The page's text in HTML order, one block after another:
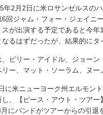
2月2日に米ロサンゼルスの
回ジャム・フォー・ジェイニ
スが出演する予定であると今
るはずだったが、結果的にタ
ビリー・アイドル、ジョーン
ー、マット・ソーラム、ヌー
米ニューヨーク州エルモン
し、【ピース・アウト・ツア
にバンドがツアーからの引退